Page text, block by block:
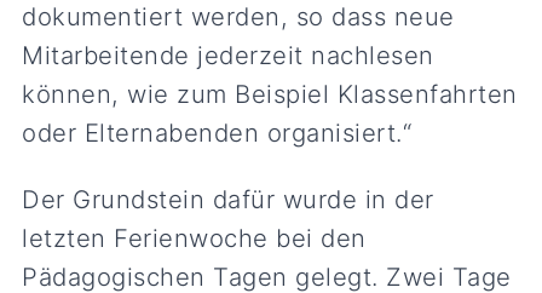
dokumentiert werden, so dass neue
Mitarbeitende jederzeit nachlesen
können, wie zum Beispiel Klassenfahrten
oder Elternabenden organisiert.“
Der Grundstein dafür wurde in der
letzten Ferienwoche bei den
Pädagogischen Tagen gelegt. Zwei Tage